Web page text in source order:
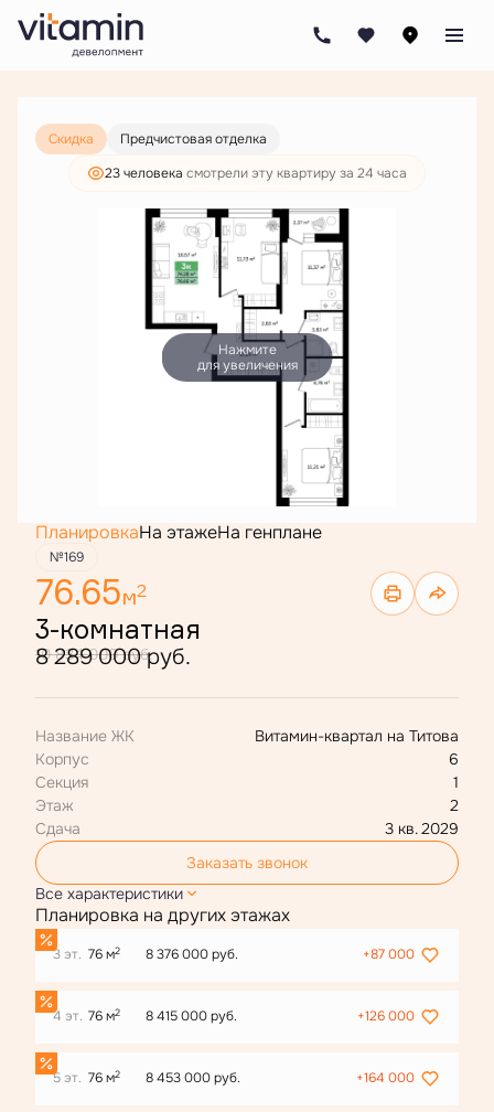
3-комнатная 10 834 000 руб.
8 289 000 руб.
Скидка
Предчистовая отделка
23 человекa смотрели эту квартиру за 24 часа
Нажмите
для увеличения
ПланировкаНа этажеНа генплане
№169
76.65м2
3-комнатная
10 834 000 руб.
8 289 000 руб.
Название ЖК
Витамин-квартал на Титова
Корпус
6
Секция
1
Этаж
2
Сдача
3 кв. 2029
Заказать звонок
Все характеристики
Планировка на других этажах
3 эт. 76 м2 8 376 000 руб. +87 000
4 эт. 76 м2 8 415 000 руб. +126 000
5 эт. 76 м2 8 453 000 руб. +164 000